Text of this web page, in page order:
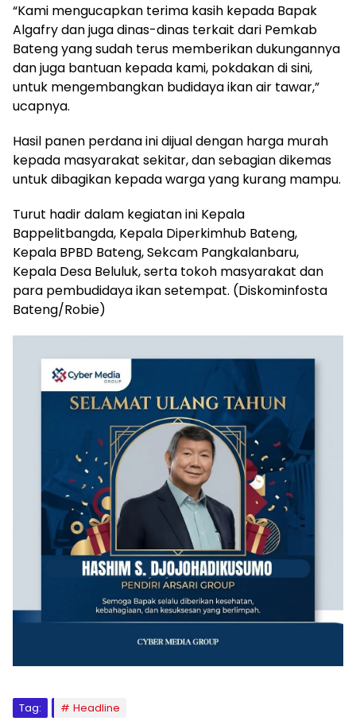
“Kami mengucapkan terima kasih kepada Bapak
Algafry dan juga dinas-dinas terkait dari Pemkab
Bateng yang sudah terus memberikan dukungannya
dan juga bantuan kepada kami, pokdakan di sini,
untuk mengembangkan budidaya ikan air tawar,”
ucapnya.
Hasil panen perdana ini dijual dengan harga murah
kepada masyarakat sekitar, dan sebagian dikemas
untuk dibagikan kepada warga yang kurang mampu.
Turut hadir dalam kegiatan ini Kepala
Bappelitbangda, Kepala Diperkimhub Bateng,
Kepala BPBD Bateng, Sekcam Pangkalanbaru,
Kepala Desa Beluluk, serta tokoh masyarakat dan
para pembudidaya ikan setempat. (Diskominfosta
Bateng/Robie)
Tag: Headline